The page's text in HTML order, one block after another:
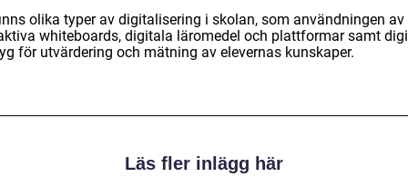
olika typer av digitalisering i skolan, som användningen av
whiteboards, digitala läromedel och plattformar samt
för utvärdering och mätning av elevernas kunskaper.
Läs fler inlägg här